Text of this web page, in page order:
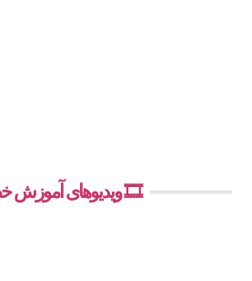
🎞️ ویدیوهای آموزش